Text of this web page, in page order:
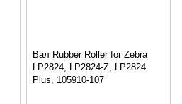
Вал Rubber Roller for Zebra
LP2824, LP2824-Z, LP2824
Plus, 105910-107